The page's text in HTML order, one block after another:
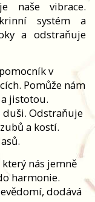
naše vibrace.
systém a
a odstraňuje
v
Pomůže nám
jistotou.
Odstraňuje
a kostí.
nás jemně
harmonie.
dodává